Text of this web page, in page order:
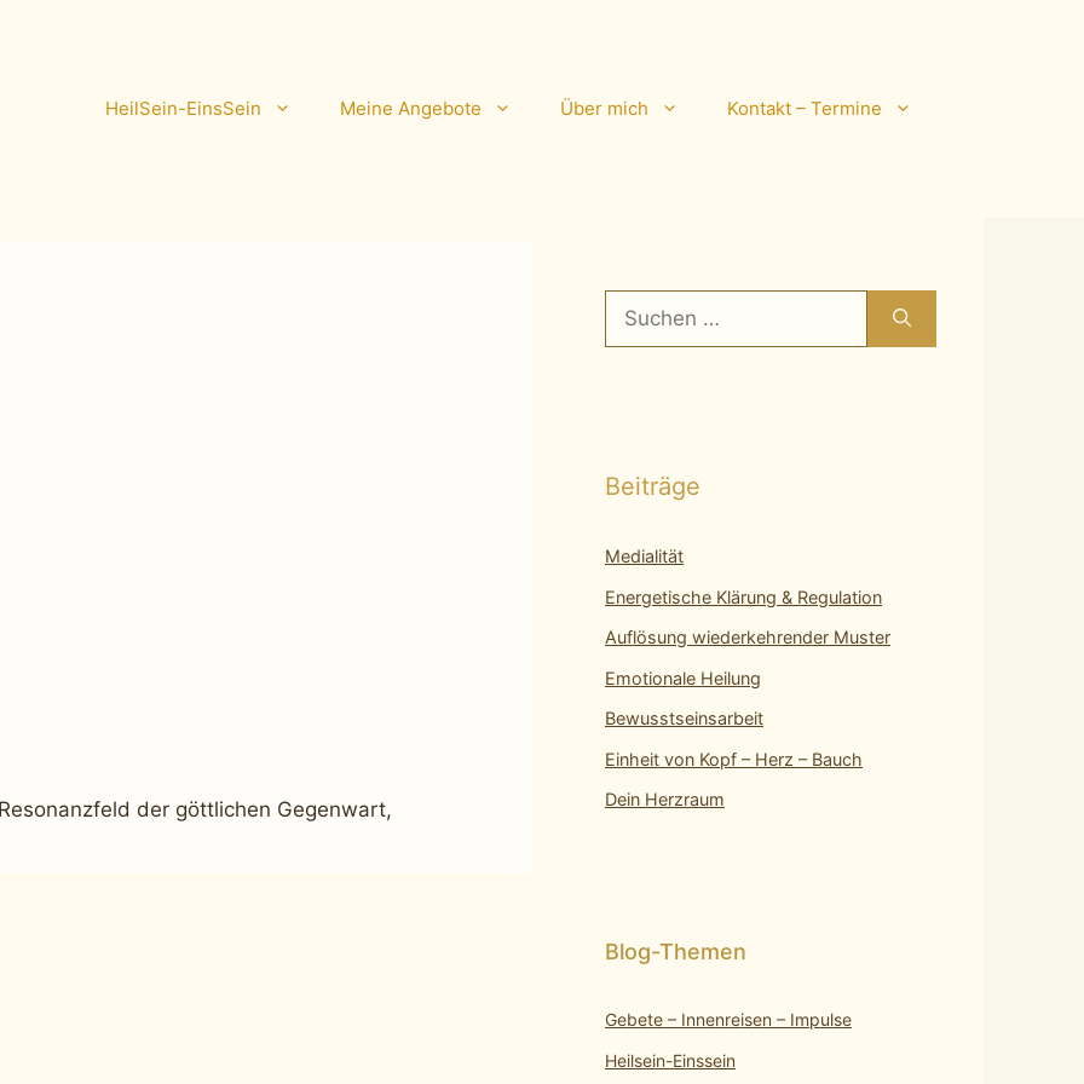
HeilSein-EinsSein Meine Angebote Über mich Kontakt – Termine
der göttlichen Gegenwart,
Suchen
nach:
Beiträge
Medialität
Energetische Klärung & Regulation
Auflösung wiederkehrender Muster
Emotionale Heilung
Bewusstseinsarbeit
Einheit von Kopf – Herz – Bauch
Dein Herzraum
Gebete – Innenreisen – Impulse
Heilsein-Einssein